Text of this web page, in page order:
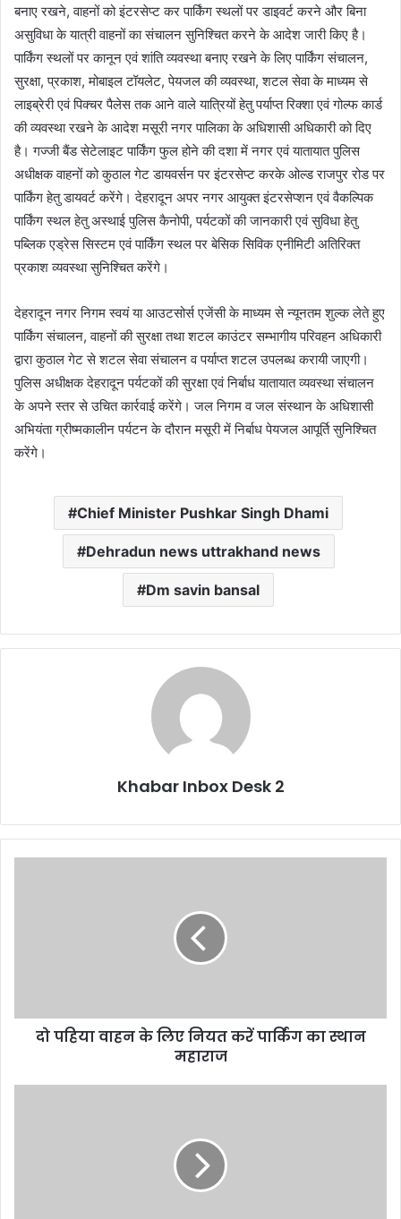
बनाए रखने, वाहनों को इंटरसेप्ट कर पार्किंग स्थलों पर डाइवर्ट करने और बिना
असुविधा के यात्री वाहनों का संचालन सुनिश्चित करने के आदेश जारी किए है।
पार्किंग स्थलों पर कानून एवं शांति व्यवस्था बनाए रखने के लिए पार्किंग संचालन,
सुरक्षा, प्रकाश, मोबाइल टॉयलेट, पेयजल की व्यवस्था, शटल सेवा के माध्यम से
लाइब्रेरी एवं पिक्चर पैलेस तक आने वाले यात्रियों हेतु पर्याप्त रिक्शा एवं गोल्फ कार्ड
की व्यवस्था रखने के आदेश मसूरी नगर पालिका के अधिशासी अधिकारी को दिए
है। गज्जी बैंड सेटेलाइट पार्किंग फुल होने की दशा में नगर एवं यातायात पुलिस
अधीक्षक वाहनों को कुठाल गेट डायवर्सन पर इंटरसेप्ट करके ओल्ड राजपुर रोड पर
पार्किंग हेतु डायवर्ट करेंगे। देहरादून अपर नगर आयुक्त इंटरसेप्शन एवं वैकल्पिक
पार्किंग स्थल हेतु अस्थाई पुलिस कैनोपी, पर्यटकों की जानकारी एवं सुविधा हेतु
पब्लिक एड्रेस सिस्टम एवं पार्किंग स्थल पर बेसिक सिविक एनीमिटी अतिरिक्त
प्रकाश व्यवस्था सुनिश्चित करेंगे।
देहरादून नगर निगम स्वयं या आउटसोर्स एजेंसी के माध्यम से न्यूनतम शुल्क लेते हुए
पार्किंग संचालन, वाहनों की सुरक्षा तथा शटल काउंटर सम्भागीय परिवहन अधिकारी
द्वारा कुठाल गेट से शटल सेवा संचालन व पर्याप्त शटल उपलब्ध करायी जाएगी।
पुलिस अधीक्षक देहरादून पर्यटकों की सुरक्षा एवं निर्बाध यातायात व्यवस्था संचालन
के अपने स्तर से उचित कार्रवाई करेंगे। जल निगम व जल संस्थान के अधिशासी
अभियंता ग्रीष्मकालीन पर्यटन के दौरान मसूरी में निर्बाध पेयजल आपूर्ति सुनिश्चित
करेंगे।
Chief Minister Pushkar Singh Dhami
Dehradun news uttrakhand news
Dm savin bansal
Khabar Inbox Desk 2
का
दो पहिया वाहन के लिए नियत करें पार्किंग का स्थान
महाराज